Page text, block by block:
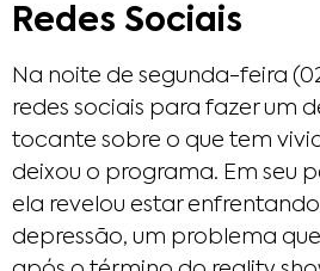
Redes Sociais
Na noite de segunda-feira
redes sociais para fazer um
tocante sobre o que tem
deixou o programa. Em seu
ela revelou estar
depressão, um problema